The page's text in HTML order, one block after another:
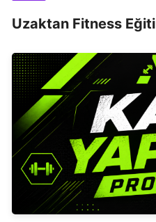
Uzaktan Fitness